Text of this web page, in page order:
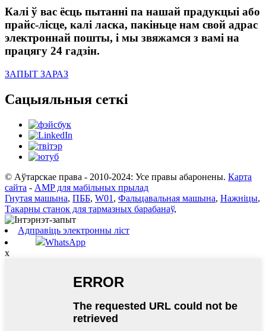
Калі ў вас ёсць пытанні па нашай прадукцыі або
прайс-лісце, калі ласка, пакіньце нам свой адрас
электроннай пошты, і мы звяжамся з вамі на
працягу 24 гадзін.
ЗАПЫТ ЗАРАЗ
Сацыяльныя сеткі
© Аўтарскае права - 2010-2024: Усе правы абаронены. Карта
сайта - AMP для мабільных прылад
Гнутая машына, ПББ, W01 , Фальцавальная машына, Нажніцы,
Такарны станок для тармазных барабанаў,
Адправіць электронны ліст
WhatsApp
x